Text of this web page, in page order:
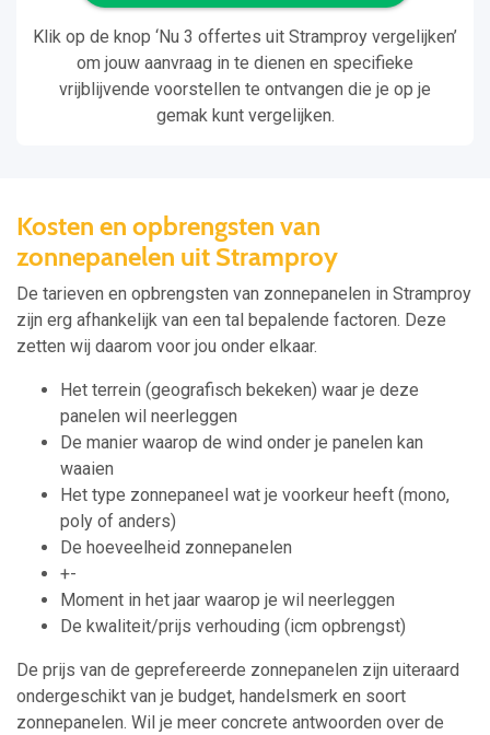
Klik op de knop ‘Nu 3 offertes uit Stramproy vergelijken’
om jouw aanvraag in te dienen en specifieke
vrijblijvende voorstellen te ontvangen die je op je
gemak kunt vergelijken.
Kosten en opbrengsten van
zonnepanelen uit Stramproy
De tarieven en opbrengsten van zonnepanelen in Stramproy
zijn erg afhankelijk van een tal bepalende factoren. Deze
zetten wij daarom voor jou onder elkaar.
Het terrein (geografisch bekeken) waar je deze
panelen wil neerleggen
De manier waarop de wind onder je panelen kan
waaien
Het type zonnepaneel wat je voorkeur heeft (mono,
poly of anders)
De hoeveelheid zonnepanelen
+-
Moment in het jaar waarop je wil neerleggen
De kwaliteit/prijs verhouding (icm opbrengst)
De prijs van de geprefereerde zonnepanelen zijn uiteraard
ondergeschikt van je budget, handelsmerk en soort
zonnepanelen. Wil je meer concrete antwoorden over de